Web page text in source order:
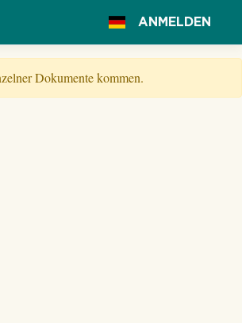
ANMELDEN
Dokumente kommen.